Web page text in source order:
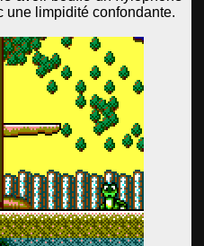
une limpidité confondante.